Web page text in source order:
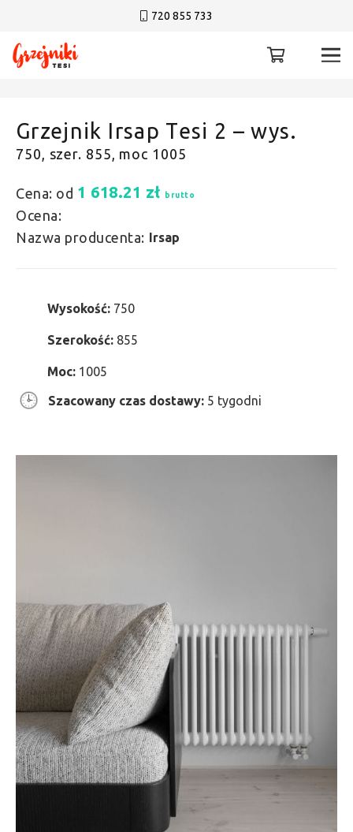
720 855 733
Grzejnik Irsap Tesi 2 – wys.
750, szer. 855, moc 1005
Cena: od 1 618.21 zł brutto
Ocena:
Nazwa producenta: Irsap
Wysokość: 750
Szerokość: 855
Moc: 1005
Szacowany czas dostawy: 5 tygodni